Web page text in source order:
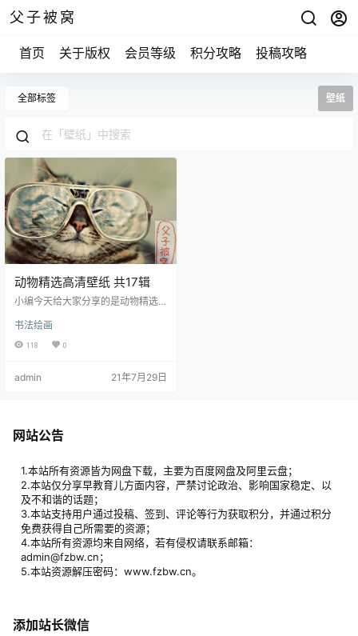
父子被窝
首页 关于版权 会员等级 积分攻略 投稿攻略
全部标签 壁纸
动物精选高清壁纸 共17辑
小编今天给大家分享的是动物精选
界上千奇百怪的高清动物图片,让你
透过动物图片足不出户的了解丰富
精选高清壁纸（第01辑）动物精选
05辑）动物精选高清壁纸（第06
辑）动物精选高清壁纸（第07辑）
书法绘画
118 0
admin 21年7月29日
网站公告
1.本站所有资源皆为网盘下载，主要为百度网盘及阿里云盘；
2.本站仅分享早教育儿方面内容，严禁讨论政治、影响国家稳定、以
及不和谐的话题；
3.本站支持用户通过投稿、签到、评论等行为获取积分，并通过积分
免费获得自己所需要的资源；
4.本站所有资源均来自网络，若有侵权请联系邮箱：
admin@fzbw.cn；
5.本站资源解压密码：www.fzbw.cn。
添加站长微信